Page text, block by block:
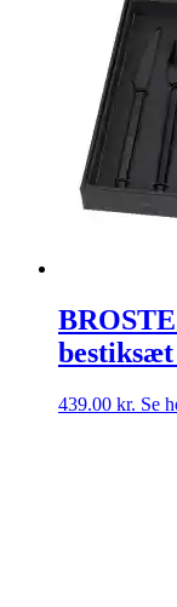
439.00 kr. Se